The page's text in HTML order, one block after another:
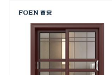
anti-pencurian sangat baik.
berbagai jenis pintu untuk
memenuhi berbagai
kebutuhan arsitektur.